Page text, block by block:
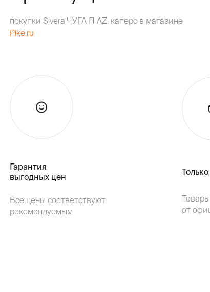
покупки Sivera ЧУГА П AZ, каперс в магазине
Pike.ru
Гарантия
выгодных цен
Все цены соответствуют
рекомендуемым
от